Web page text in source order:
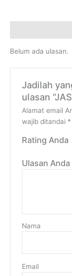
Belum ada ulasan.
Jadilah
ulasan
Alamat email
wajib ditandai *
Rating Anda
Ulasan Anda
Nama
Email